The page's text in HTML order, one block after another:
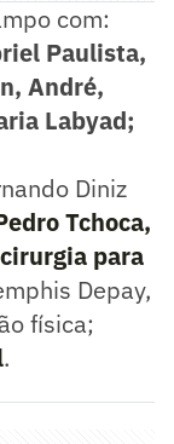
com:
Paulista,
André,
Labyad;
Diniz
Tchoca,
para
Depay,
física;
.